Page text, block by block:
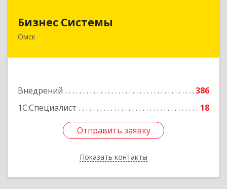
Бизнес Системы
Омск
Внедрений
386
1С:Специалист
18
Отправить заявку
Показать контакты
644024, Омская обл, Омск г, Т.К.Щербанева ул,
Отправить заявку
Назад